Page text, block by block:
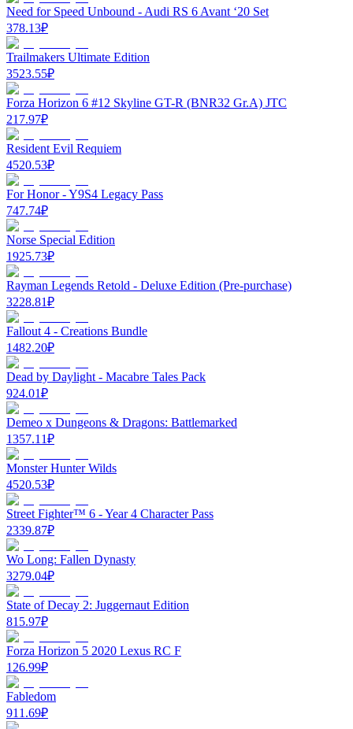
Need for Speed Unbound - Audi RS 6 Avant ‘20 Set
378.13₽
Trailmakers Ultimate Edition
3523.55₽
Forza Horizon 6 #12 Skyline GT-R (BNR32 Gr.A) JTC
217.97₽
Resident Evil Requiem
4520.53₽
For Honor - Y9S4 Legacy Pass
747.74₽
Norse Special Edition
1925.73₽
Rayman Legends Retold - Deluxe Edition (Pre-purchase)
3228.81₽
Fallout 4 - Creations Bundle
1482.20₽
Dead by Daylight - Macabre Tales Pack
924.01₽
Demeo x Dungeons & Dragons: Battlemarked
1357.11₽
Monster Hunter Wilds
4520.53₽
Street Fighter™ 6 - Year 4 Character Pass
2339.87₽
Wo Long: Fallen Dynasty
3279.04₽
State of Decay 2: Juggernaut Edition
815.97₽
Forza Horizon 5 2020 Lexus RC F
126.99₽
Fabledom
911.69₽